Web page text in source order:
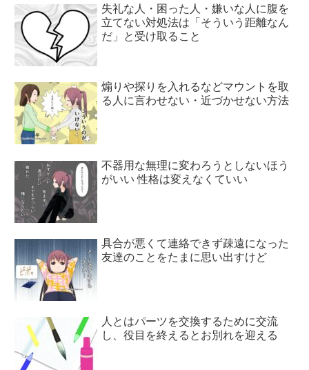
失礼な人・困った人・嫌いな人に腹を
立てない対処法は「そういう距離なん
だ」と受け取ること
煽りや探りを入れるなどマウントを取
る人に言わせない・近づかせない方法
不器用な無理に変わろうとしないほう
がいい 性格は変えなくていい
具合が悪くて連絡できず疎遠になった
友達のことをたまに思い出すけど
人とはパーツを交換するために交流
し、役目を終えるとお別れを迎える